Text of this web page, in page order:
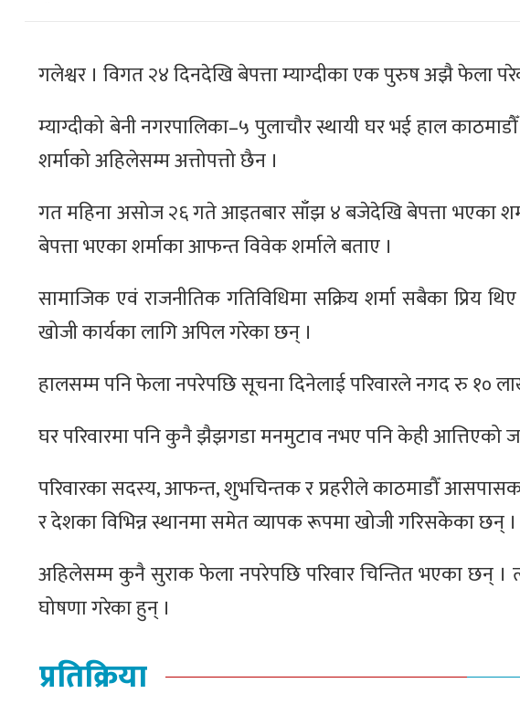
गलेश्वर । विगत २४ दिनदेखि बेपत्ता म्याग्दीका एक पुरुष अझै फेला
म्याग्दीको बेनी नगरपालिका–५ पुलाचौर स्थायी घर भई हाल
शर्माको अहिलेसम्म अत्तोपत्तो छैन ।
गत महिना असोज २६ गते आइतबार साँझ ४ बजेदेखि बेपत्ता भएका
बेपत्ता भएका शर्माका आफन्त विवेक शर्माले बताए ।
सामाजिक एवं राजनीतिक गतिविधिमा सक्रिय शर्मा सबैका प्रिय
खोजी कार्यका लागि अपिल गरेका छन् ।
हालसम्म पनि फेला नपरेपछि सूचना दिनेलाई परिवारले नगद रु १०
घर परिवारमा पनि कुनै झैझगडा मनमुटाव नभए पनि केही आत्तिएको
परिवारका सदस्य, आफन्त, शुभचिन्तक र प्रहरीले काठमाडौँ
र देशका विभिन्न स्थानमा समेत व्यापक रूपमा खोजी गरिसकेका छन् ।
अहिलेसम्म कुनै सुराक फेला नपरेपछि परिवार चिन्तित भएका छन्
घोषणा गरेका हुन् ।
प्रतिक्रिया